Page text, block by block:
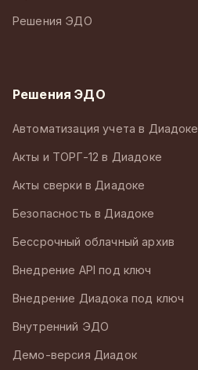
Решения ЭДО
Решения ЭДО
Автоматизация учета в Диадоке
Акты и ТОРГ-12 в Диадоке
Акты сверки в Диадоке
Безопасность в Диадоке
Бессрочный облачный архив
Внедрение API под ключ
Внедрение Диадока под ключ
Внутренний ЭДО
Демо-версия Диадок